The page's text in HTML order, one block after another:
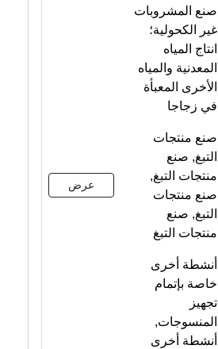
صنع المشروبات
غير الكحولية؛
انتاج المياه
المعدنية والمياه
الأخرى المعبأة
في زجاجا
صنع منتجات
التبغ, صنع
منتجات التبغ,
صنع منتجات
التبغ, صنع
منتجات التبغ
عرض
أنشطة أخرى
خاصة بإتمام
تجهيز
المنسوجات,
أنشطة أخرى